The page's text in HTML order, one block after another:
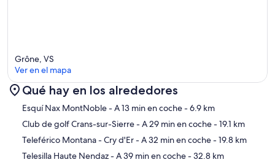
Mapa
Grône, VS
Ver en el mapa
Qué hay en los alrededores
Esquí Nax MontNoble- A 13 min en coche- 6.9 km
Club de golf Crans-sur-Sierre- A 29 min en coche- 19.1 km
Teleférico Montana - Cry d'Er- A 32 min en coche- 19.8 km
Telesilla Haute Nendaz- A 39 min en coche- 32.8 km